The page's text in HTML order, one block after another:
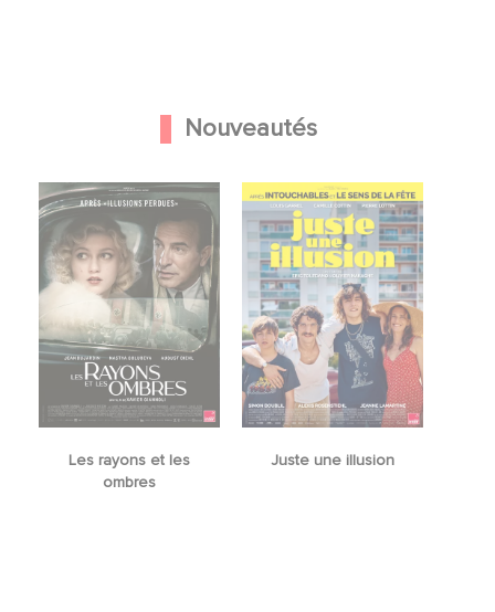
Nouveautés
Les rayons et les
ombres
Juste une illusion